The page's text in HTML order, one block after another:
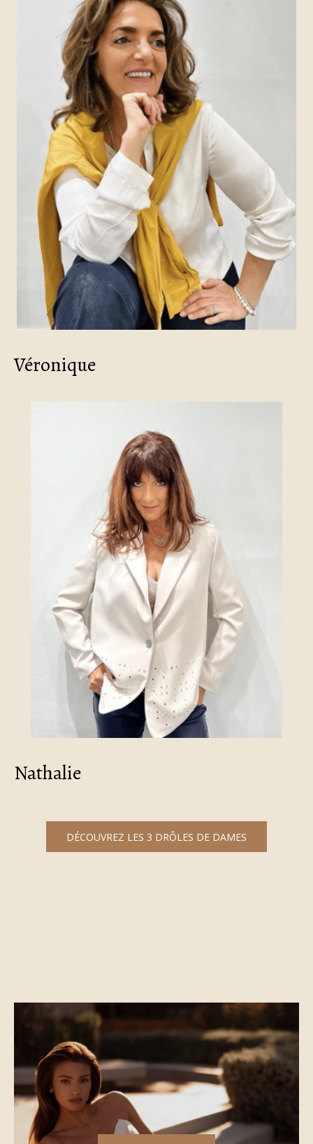
Véronique
Nathalie
DÉCOUVREZ LES 3 DRÔLES DE DAMES